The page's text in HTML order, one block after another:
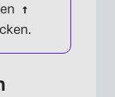
↑